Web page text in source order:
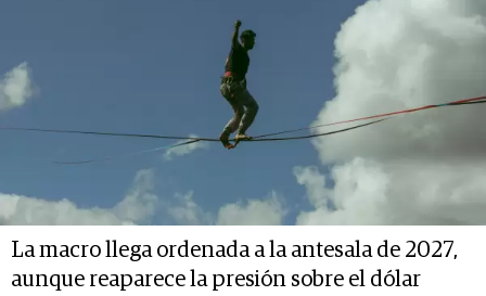
La macro llega ordenada a la antesala de 2027,
aunque reaparece la presión sobre el dólar